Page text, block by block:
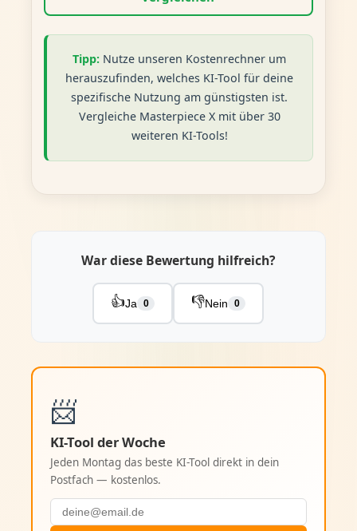
Tipp: Nutze unseren Kostenrechner um
herauszufinden, welches KI-Tool für deine
spezifische Nutzung am günstigsten ist.
Vergleiche Masterpiece X mit über 30
weiteren KI-Tools!
War diese Bewertung hilfreich?
👍Ja 0 👎Nein 0
📨
KI-Tool der Woche
Jeden Montag das beste KI-Tool direkt in dein
Postfach — kostenlos.